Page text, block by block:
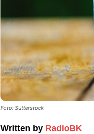
Foto: Sutterstock
Written by RadioBK